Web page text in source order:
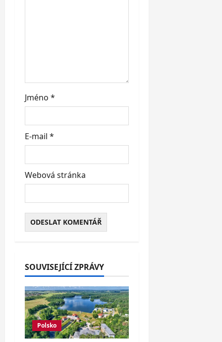
Jméno *
E-mail *
Webová stránka
SOUVISEJÍCÍ ZPRÁVY
Polsko